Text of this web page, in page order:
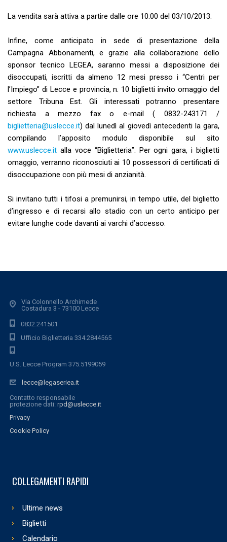
La vendita sarà attiva a partire dalle ore 10:00 del 03/10/2013.
Infine, come anticipato in sede di presentazione della
Campagna Abbonamenti, e grazie alla collaborazione dello
sponsor tecnico LEGEA, saranno messi a disposizione dei
disoccupati, iscritti da almeno 12 mesi presso i “Centri per
l’Impiego” di Lecce e provincia, n. 10 biglietti invito omaggio del
settore Tribuna Est. Gli interessati potranno presentare
richiesta a mezzo fax o e-mail ( 0832-243171 /
biglietteria@uslecce.it) dal lunedì al giovedì antecedenti la gara,
compilando l’apposito modulo disponibile sul sito
www.uslecce.it alla voce “Biglietteria”. Per ogni gara, i biglietti
omaggio, verranno riconosciuti ai 10 possessori di certificati di
disoccupazione con più mesi di anzianità.
Si invitano tutti i tifosi a premunirsi, in tempo utile, del biglietto
d’ingresso e di recarsi allo stadio con un certo anticipo per
evitare lunghe code davanti ai varchi d’accesso.
Via Colonnello Archimede
Costadura 3 - 73100 Lecce
0832.241501
Ufficio Biglietteria 334.2844565
U.S. Lecce Program 375.5199059
lecce@legaseriea.it
Contatto responsabile
protezione dati: rpd@uslecce.it
Privacy
Cookie Policy
COLLEGAMENTI RAPIDI
Ultime news
Biglietti
Calendario